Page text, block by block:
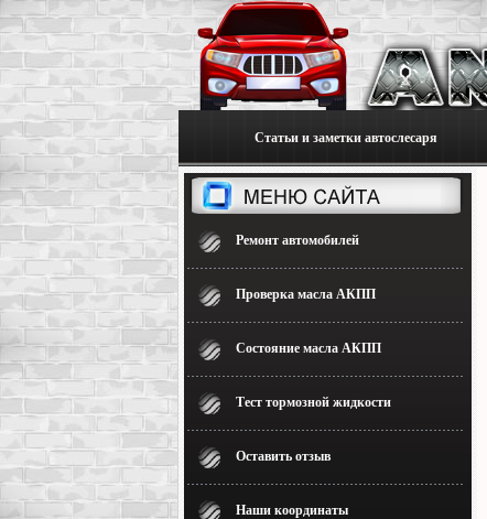
Статьи и заметки автослесаря
Ремонт автомобилей
Проверка масла АКПП
Состояние масла АКПП
Тест тормозной жидкости
Оставить отзыв
Наши координаты